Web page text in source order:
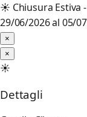
☀️ Chiusura
29/06/2026 al 05/
×
×
☀️
Dettagli